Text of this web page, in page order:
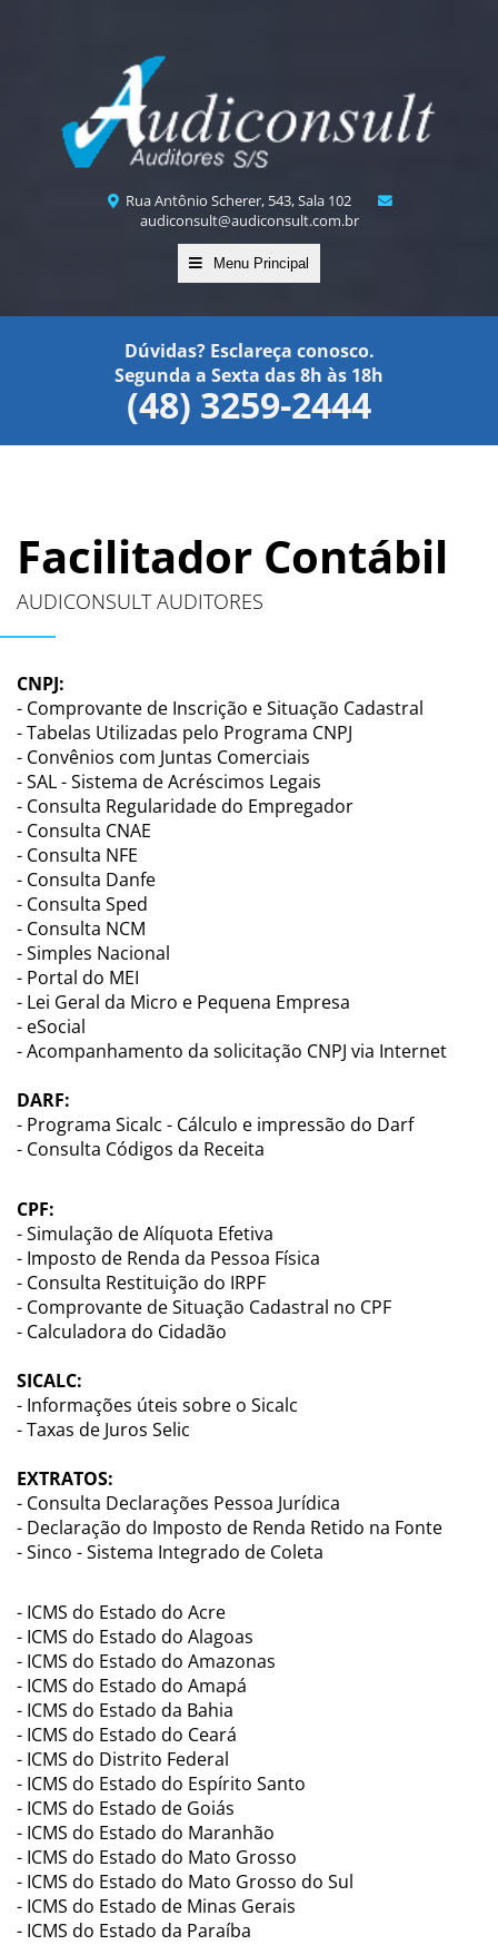
Rua Antônio Scherer, 543, Sala 102
audiconsult@audiconsult.com.br
Menu Principal
Dúvidas? Esclareça conosco.
Segunda a Sexta das 8h às 18h
(48) 3259-2444
Facilitador Contábil
AUDICONSULT AUDITORES
CNPJ:
- Comprovante de Inscrição e Situação Cadastral
- Tabelas Utilizadas pelo Programa CNPJ
- Convênios com Juntas Comerciais
- SAL - Sistema de Acréscimos Legais
- Consulta Regularidade do Empregador
- Consulta CNAE
- Consulta NFE
- Consulta Danfe
- Consulta Sped
- Consulta NCM
- Simples Nacional
- Portal do MEI
- Lei Geral da Micro e Pequena Empresa
- eSocial
- Acompanhamento da solicitação CNPJ via Internet
DARF:
- Programa Sicalc - Cálculo e impressão do Darf
- Consulta Códigos da Receita
CPF:
- Simulação de Alíquota Efetiva
- Imposto de Renda da Pessoa Física
- Consulta Restituição do IRPF
- Comprovante de Situação Cadastral no CPF
- Calculadora do Cidadão
SICALC:
- Informações úteis sobre o Sicalc
- Taxas de Juros Selic
EXTRATOS:
- Consulta Declarações Pessoa Jurídica
- Declaração do Imposto de Renda Retido na Fonte
- Sinco - Sistema Integrado de Coleta
- ICMS do Estado do Acre
- ICMS do Estado do Alagoas
- ICMS do Estado do Amazonas
- ICMS do Estado do Amapá
- ICMS do Estado da Bahia
- ICMS do Estado do Ceará
- ICMS do Distrito Federal
- ICMS do Estado do Espírito Santo
- ICMS do Estado de Goiás
- ICMS do Estado do Maranhão
- ICMS do Estado do Mato Grosso
- ICMS do Estado do Mato Grosso do Sul
- ICMS do Estado de Minas Gerais
- ICMS do Estado da Paraíba